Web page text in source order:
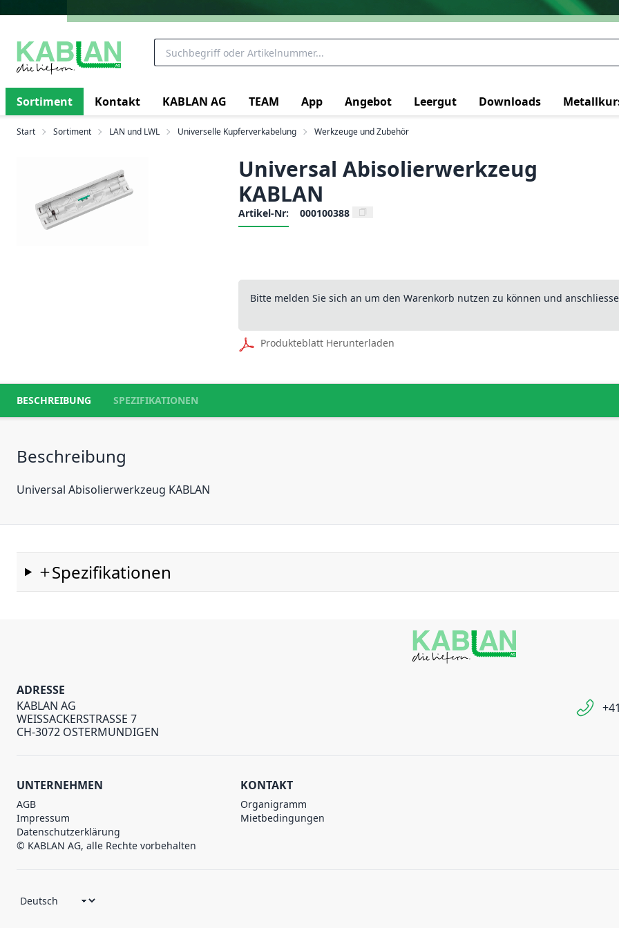
Sortiment Kontakt KABLAN AG TEAM App Angebot Leergut Downloads
Start Sortiment LAN und LWL Universelle Kupferverkabelung Werkzeuge und Zubehör
Universal Abisolierwerkzeug
KABLAN
Artikel-Nr: 000100388
Bitte melden Sie sich an um den Warenkorb nutzen zu können und
Produkteblatt Herunterladen
BESCHREIBUNG SPEZIFIKATIONEN
Beschreibung
Universal Abisolierwerkzeug KABLAN
Spezifikationen
ADRESSE
KABLAN AG
WEISSACKERSTRASSE 7
CH-3072 OSTERMUNDIGEN
UNTERNEHMEN
AGB
Impressum
Datenschutzerklärung
© KABLAN AG, alle Rechte vorbehalten
KONTAKT
Organigramm
Mietbedingungen